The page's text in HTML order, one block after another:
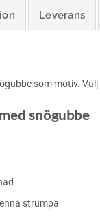
Leverans
som motiv.
snögubbe
strumpa